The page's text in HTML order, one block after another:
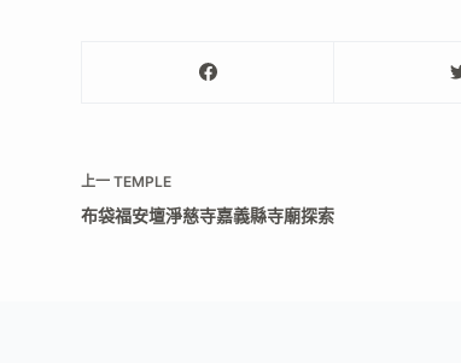
上一TEMPLE
布袋福安壇淨慈寺嘉義縣寺廟探索